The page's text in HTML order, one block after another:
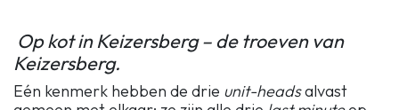
Op kot in Keizersberg – de troeven van
Keizersberg.
Eén kenmerk hebben de drie unit-headsalvast